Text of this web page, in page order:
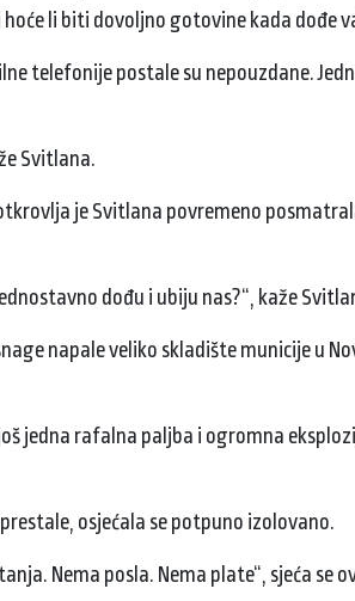
li biti dovoljno gotovine kada dođe
telefonije postale su nepouzdane.
Svitlana.
je Svitlana povremeno
dođu i ubiju nas?“, kaže
napale veliko skladište municije u
jedna rafalna paljba i ogromna
osjećala se potpuno izolovano.
Nema posla. Nema plate“, sjeća se